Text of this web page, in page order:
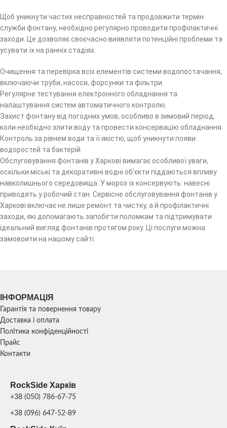
Щоб уникнути частих несправностей та продовжити термін
служби фонтану, необхідно регулярно проводити профілактичні
заходи. Це дозволяє своєчасно виявляти потенційні проблеми та
усувати їх на ранніх стадіях.
Очищення та перевірка всіх елементів системи водопостачання,
включаючи труби, насоси, форсунки та фільтри.
Регулярне тестування електронного обладнання та
налаштування систем автоматичного контролю.
Захист фонтану від погодних умов, особливо в зимовий період,
коли необхідно злити воду та провести консервацію обладнання.
Контроль за рівнем води та її якістю, щоб уникнути появи
водоростей та бактерій.
Обслуговування фонтанів у Харкові вимагає особливої уваги,
оскільки міські та декоративні водні об’єкти піддаються впливу
навколишнього середовища. У мороз їх консервують: навесні
приводять у робочий стан. Сервісне обслуговування фонтанів у
Харкові включає не лише ремонт та чистку, а й профілактичні
заходи, які допомагають запобігти поломкам та підтримувати
ідеальний вигляд фонтанів протягом року. Ці послуги можна
замовоити на нашому сайті.
ІНФОРМАЦІЯ
Гарантія та повернення товару
Доставка і оплата
Політика конфіденційності
Прайс
Контакти
RockSide Харків
+38 (050) 786-67-75
+38 (096) 647-52-89